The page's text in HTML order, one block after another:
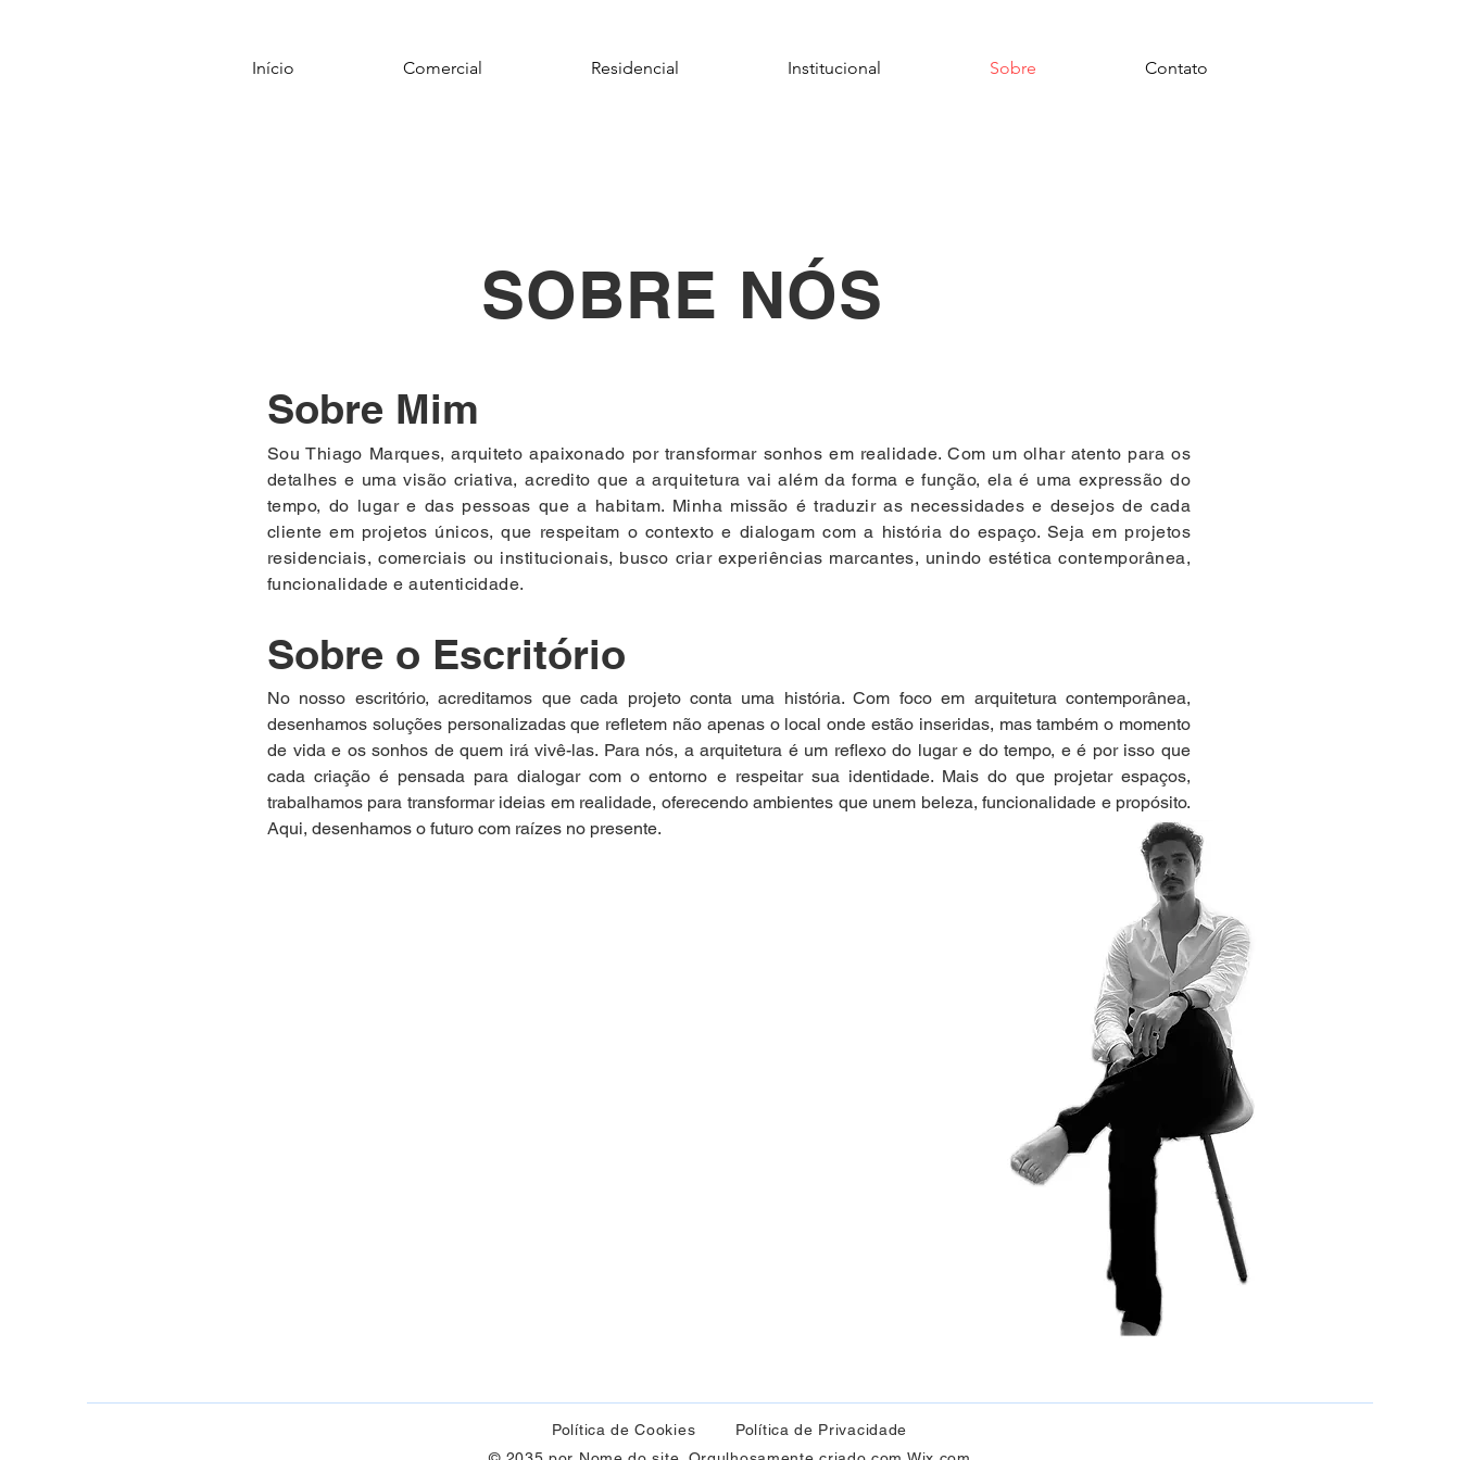
Início Comercial Residencial Institucional Sobre Contato
SOBRE NÓS
Sobre Mim
Sou Thiago Marques, arquiteto apaixonado por transformar sonhos em realidade. Com um olhar atento para os
detalhes e uma visão criativa, acredito que a arquitetura vai além da forma e função, ela é uma expressão do
tempo, do lugar e das pessoas que a habitam. Minha missão é traduzir as necessidades e desejos de cada
cliente em projetos únicos, que respeitam o contexto e dialogam com a história do espaço. Seja em projetos
residenciais, comerciais ou institucionais, busco criar experiências marcantes, unindo estética contemporânea,
funcionalidade e autenticidade.
Sobre o Escritório
No nosso escritório, acreditamos que cada projeto conta uma história. Com foco em arquitetura contemporânea,
desenhamos soluções personalizadas que refletem não apenas o local onde estão inseridas, mas também o momento
de vida e os sonhos de quem irá vivê-las. Para nós, a arquitetura é um reflexo do lugar e do tempo, e é por isso que
cada criação é pensada para dialogar com o entorno e respeitar sua identidade. Mais do que projetar espaços,
trabalhamos para transformar ideias em realidade, oferecendo ambientes que unem beleza, funcionalidade e propósito.
Aqui, desenhamos o futuro com raízes no presente.
Política de Cookies
Política de Privacidade